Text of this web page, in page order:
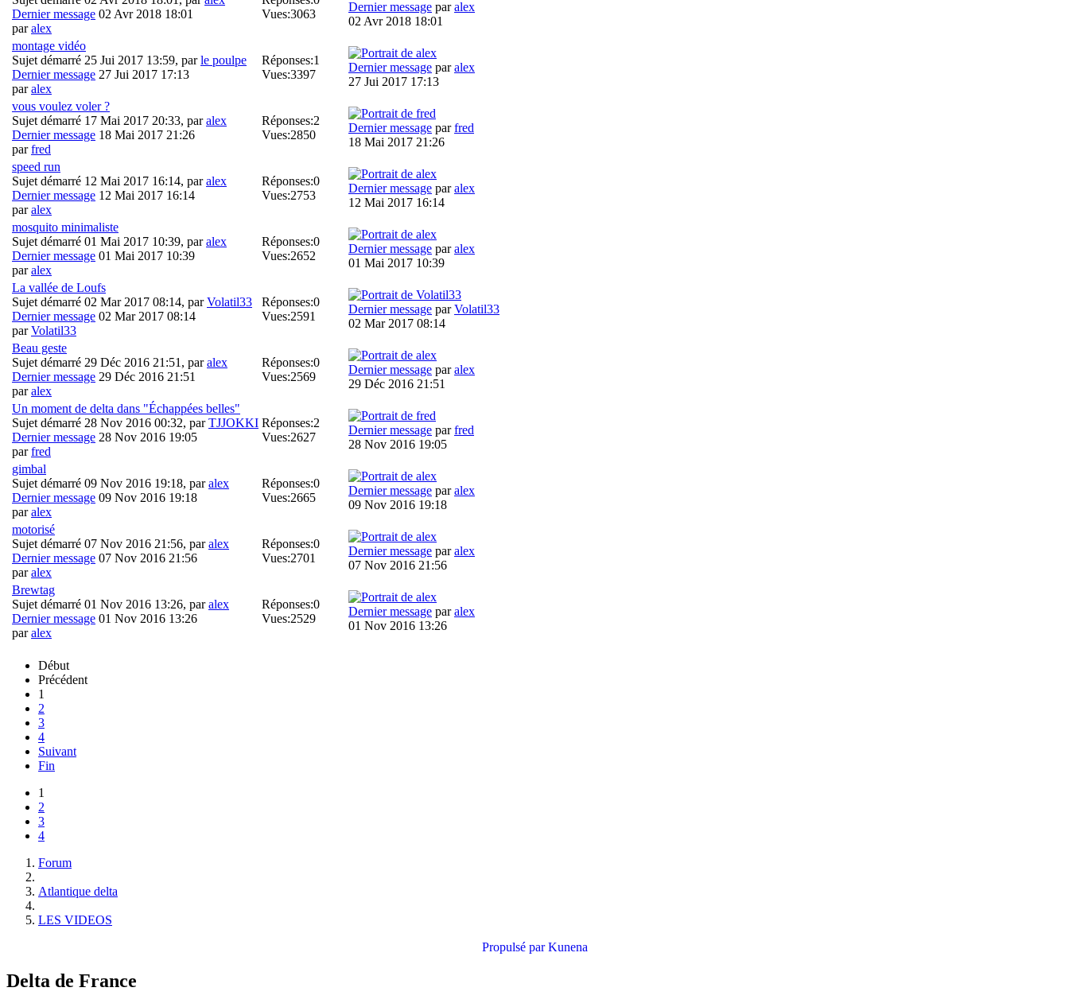
Dernier message 02 Avr 2018 18:01
paralex
Vues:3063
Dernier message paralex
02 Avr 2018 18:01
montage vidéo
Sujet démarré 25 Jui 2017 13:59, parle poulpe
Dernier message 27 Jui 2017 17:13
paralex
Réponses:1
Vues:3397
Dernier message paralex
27 Jui 2017 17:13
vous voulez voler ?
Sujet démarré 17 Mai 2017 20:33, paralex
Dernier message 18 Mai 2017 21:26
parfred
Réponses:2
Vues:2850
Dernier message parfred
18 Mai 2017 21:26
speed run
Sujet démarré 12 Mai 2017 16:14, paralex
Dernier message 12 Mai 2017 16:14
paralex
Réponses:0
Vues:2753
Dernier message paralex
12 Mai 2017 16:14
mosquito minimaliste
Sujet démarré 01 Mai 2017 10:39, paralex
Dernier message 01 Mai 2017 10:39
paralex
Réponses:0
Vues:2652
Dernier message paralex
01 Mai 2017 10:39
La vallée de Loufs
Sujet démarré 02 Mar 2017 08:14, parVolatil33
Dernier message 02 Mar 2017 08:14
parVolatil33
Réponses:0
Vues:2591
Dernier message parVolatil33
02 Mar 2017 08:14
Beau geste
Sujet démarré 29 Déc 2016 21:51, paralex
Dernier message 29 Déc 2016 21:51
paralex
Réponses:0
Vues:2569
Dernier message paralex
29 Déc 2016 21:51
Un moment de delta dans "Échappées belles"
Sujet démarré 28 Nov 2016 00:32, parTJJOKKI
Dernier message 28 Nov 2016 19:05
parfred
Réponses:2
Vues:2627
Dernier message parfred
28 Nov 2016 19:05
gimbal
Sujet démarré 09 Nov 2016 19:18, paralex
Dernier message 09 Nov 2016 19:18
paralex
Réponses:0
Vues:2665
Dernier message paralex
09 Nov 2016 19:18
motorisé
Sujet démarré 07 Nov 2016 21:56, paralex
Dernier message 07 Nov 2016 21:56
paralex
Réponses:0
Vues:2701
Dernier message paralex
07 Nov 2016 21:56
Brewtag
Sujet démarré 01 Nov 2016 13:26, paralex
Dernier message 01 Nov 2016 13:26
paralex
Réponses:0
Vues:2529
Dernier message paralex
01 Nov 2016 13:26
Début
Précédent
1
2
3
4
Suivant
Fin
1
2
3
4
Forum
Atlantique delta
LES VIDEOS
Propulsé parKunena
Delta de France